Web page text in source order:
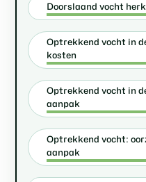
Doorslaand vocht
Optrekkend vocht in
kosten
Optrekkend vocht in
aanpak
Optrekkend vocht:
aanpak